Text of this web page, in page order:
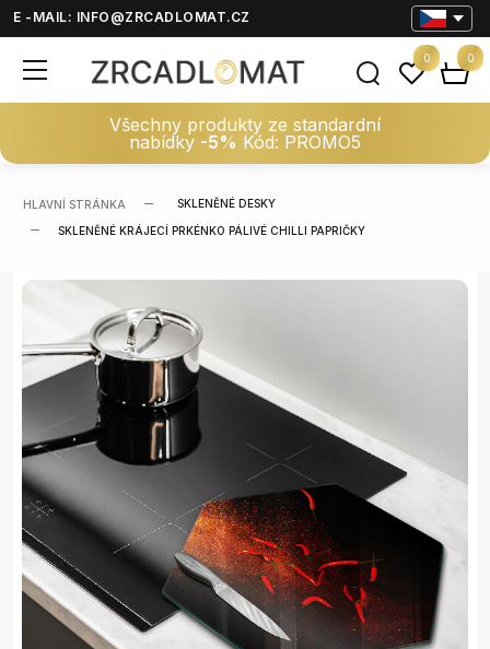
E -MAIL: INFO@ZRCADLOMAT.CZ
Všechny produkty ze standardní
nabídky -5% Kód: PROMO5
0 0
HLAVNÍ STRÁNKA SKLENĚNÉ DESKY
SKLENĚNÉ KRÁJECÍ PRKÉNKO PÁLIVÉ CHILLI PAPRIČKY